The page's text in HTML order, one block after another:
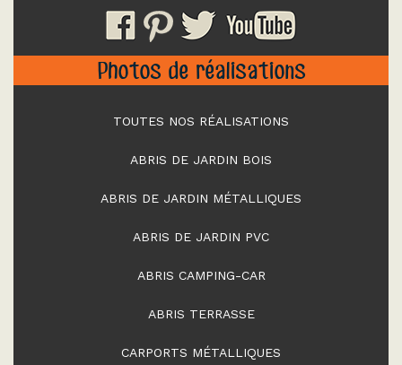
Photos de réalisations
TOUTES NOS RÉALISATIONS
ABRIS DE JARDIN BOIS
ABRIS DE JARDIN MÉTALLIQUES
ABRIS DE JARDIN PVC
ABRIS CAMPING-CAR
ABRIS TERRASSE
CARPORTS MÉTALLIQUES